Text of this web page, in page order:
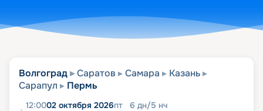
Волгоград Саратов Самара
Казань
Сарапул
Пермь
12:0002 октября 2026пт 6 дн/5 нч